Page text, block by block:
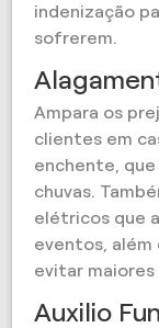
indenização
sofrerem.
Ampara os
clientes em
enchente,
chuvas.
elétricos que
eventos, além
evitar maiores
Auxilio